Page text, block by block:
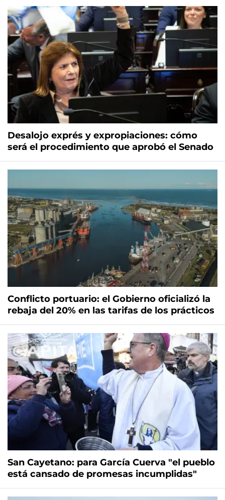
Desalojo exprés y expropiaciones: cómo
será el procedimiento que aprobó el Senado
Conflicto portuario: el Gobierno oficializó la
rebaja del 20% en las tarifas de los prácticos
San Cayetano: para García Cuerva "el pueblo
está cansado de promesas incumplidas"